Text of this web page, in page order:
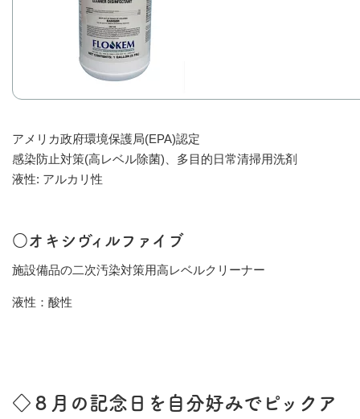
アメリカ政府環境保護局(EPA)認定
感染防止対策(高レベル除菌)、多目的日常清掃用洗剤
液性: アルカリ性
○オキシヴィルファイブ
施設備品の二次汚染対策用高レベルクリーナー
液性：酸性
◇８月の記念日を自分好みでピックア